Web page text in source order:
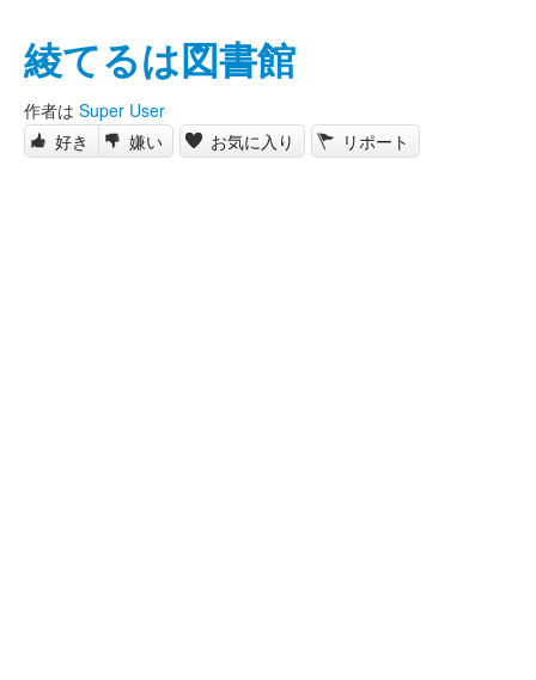
綾てるは図書館
作者は Super User
好き
嫌い お気に入り リポート